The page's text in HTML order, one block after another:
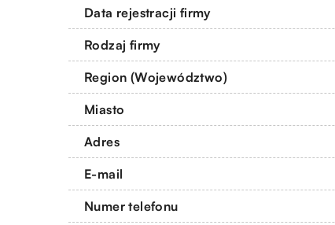
Data rejestracji firmy
Rodzaj firmy
Region (Województwo)
Miasto
Adres
E-mail
Numer telefonu